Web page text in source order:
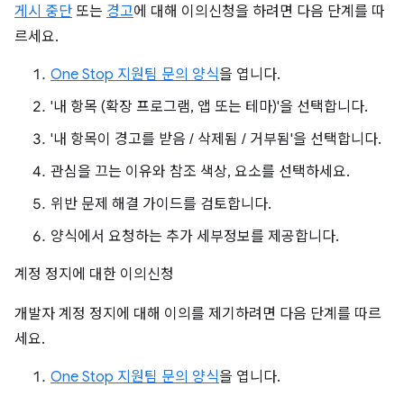
게시 중단 또는 경고에 대해 이의신청을 하려면 다음 단계를 따
르세요.
One Stop 지원팀 문의 양식을 엽니다.
'내 항목 (확장 프로그램, 앱 또는 테마)'을 선택합니다.
'내 항목이 경고를 받음 / 삭제됨 / 거부됨'을 선택합니다.
관심을 끄는 이유와 참조 색상, 요소를 선택하세요.
위반 문제 해결 가이드를 검토합니다.
양식에서 요청하는 추가 세부정보를 제공합니다.
계정 정지에 대한 이의신청
개발자 계정 정지에 대해 이의를 제기하려면 다음 단계를 따르
세요.
One Stop 지원팀 문의 양식을 엽니다.